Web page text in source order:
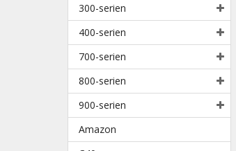
300-serien
400-serien
700-serien
800-serien
900-serien
Amazon